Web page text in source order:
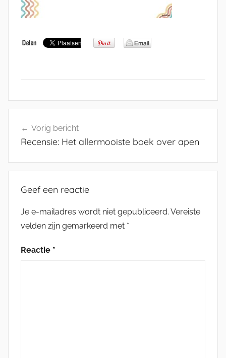
navigatie
Vorig bericht
Recensie: Het allermooiste boek over apen
Geef een reactie
Je e-mailadres wordt niet gepubliceerd. Vereiste
velden zijn gemarkeerd met *
Reactie *